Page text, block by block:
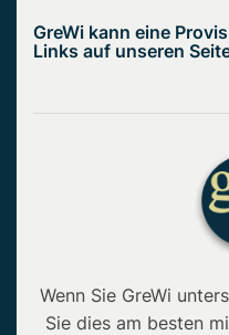
GreWi kann eine
Links auf unseren
Wenn Sie GreWi
Sie dies am besten